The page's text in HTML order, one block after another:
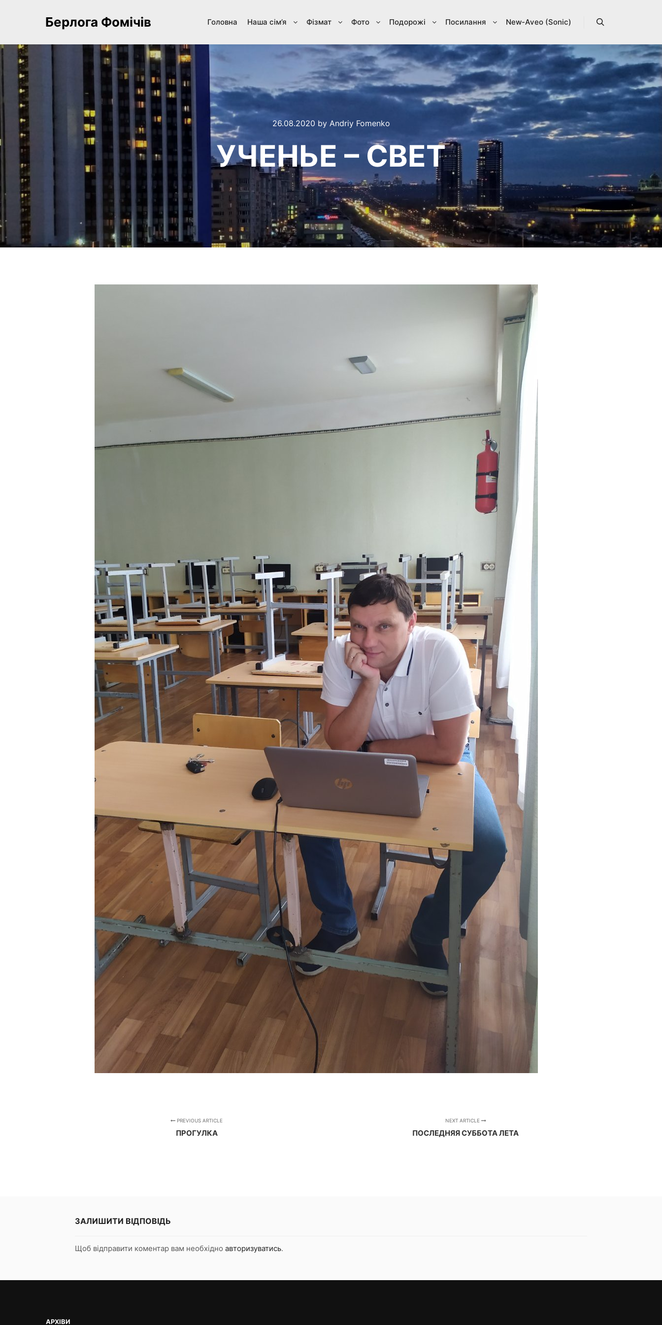
Берлога Фомічів Головна Наша сім’я Фізмат Фото Подорожі Посилання New-Aveo (Sonic)
26.08.2020 by Andriy Fomenko
УЧЕНЬЕ – СВЕТ
PREVIOUS ARTICLE
ПРОГУЛКА
NEXT ARTICLE
ПОСЛЕДНЯЯ СУББОТА ЛЕТА
ЗАЛИШИТИ ВІДПОВІДЬ
Щоб відправити коментар вам необхідно авторизуватись.
АРХІВИ